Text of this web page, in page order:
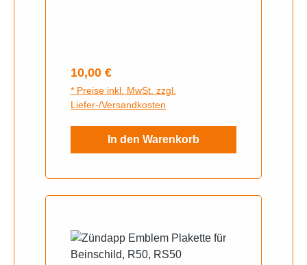
Regulärer Preis:
10,00 €
* Preise inkl. MwSt. zzgl.
Liefer-/Versandkosten
In den Warenkorb